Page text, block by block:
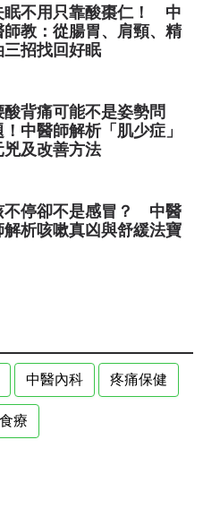
眠不用只靠酸棗仁！ 中
師教：從腸胃、肩頸、精
三招找回好眠
酸背痛可能不是姿勢問
！中醫師解析「肌少症」
兇及改善方法
不停卻不是感冒？ 中醫
解析咳嗽真凶與舒緩法寶
中醫內科 疼痛保健
療